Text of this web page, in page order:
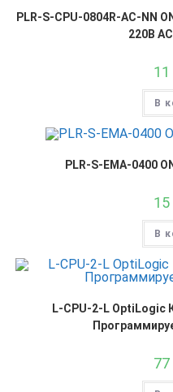
PLR-S-CPU-0804R-AC-NN
220В
11
В
PLR-S-EMA-0400
15
В
L-CPU-2-L OptiLogic
77